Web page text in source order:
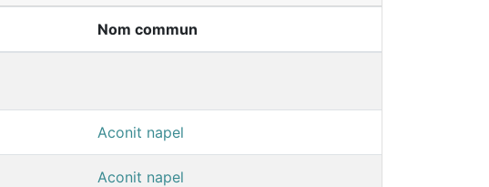
Nom commun
Aconit napel
Aconit napel